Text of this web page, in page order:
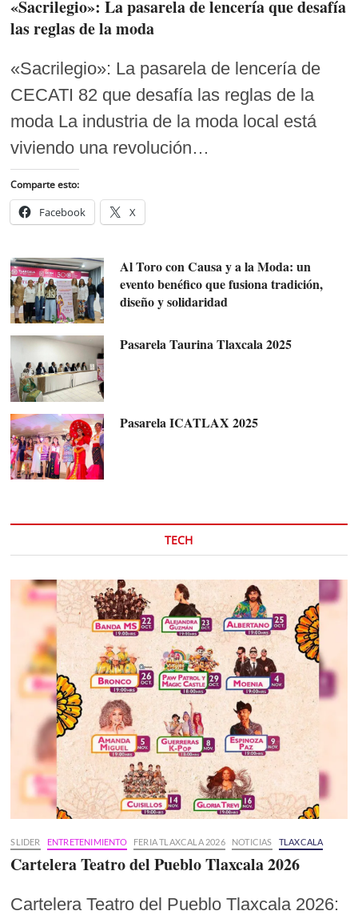
«Sacrilegio»: La pasarela de lencería que desafía
las reglas de la moda
«Sacrilegio»: La pasarela de lencería de
CECATI 82 que desafía las reglas de la
moda La industria de la moda local está
viviendo una revolución…
Comparte esto:
Facebook X
Al Toro con Causa y a la Moda: un
evento benéfico que fusiona tradición,
diseño y solidaridad
Pasarela Taurina Tlaxcala 2025
Pasarela ICATLAX 2025
TECH
SLIDER ENTRETENIMIENTO FERIA TLAXCALA 2026 NOTICIAS TLAXCALA
Cartelera Teatro del Pueblo Tlaxcala 2026
Cartelera Teatro del Pueblo Tlaxcala 2026: